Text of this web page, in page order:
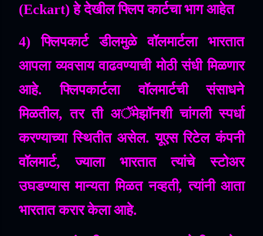
(Eckart)हे देखील फ्लिप कार्टचा भाग आहेत
4)फ्लिपकार्ट डीलमुळे वॉलमार्टला
भारतात
आपला व्यवसाय वाढवण्याची मोठी संधी मिळणार
आहे.फ्लिपकार्टला वॉलमार्टची
संसाधने
मिळतील,तर ती अॅमेझॉनशी चांगली स्पर्धा
करण्याच्या स्थितीत असेल.यूएस रिटेल कंपनी
वॉलमार्ट,ज्याला भारतात त्यांचे
स्टोअर
उघडण्यास मान्यता मिळत नव्हती,त्यांनी आता
भारतात करार केला आहे.